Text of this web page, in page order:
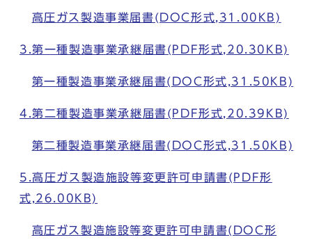
高圧ガス製造事業届書(DOC形式,31.00KB)
3.第一種製造事業承継届書(PDF形式,20.30KB)
第一種製造事業承継届書(DOC形式,31.50KB)
4.第二種製造事業承継届書(PDF形式,20.39KB)
第二種製造事業承継届書(DOC形式,31.50KB)
5.高圧ガス製造施設等変更許可申請書(PDF形
式,26.00KB)
高圧ガス製造施設等変更許可申請書(DOC形